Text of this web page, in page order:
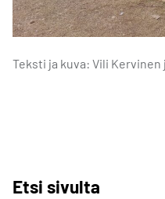
Teksti ja kuva: Vili Kervinen
Etsi sivulta